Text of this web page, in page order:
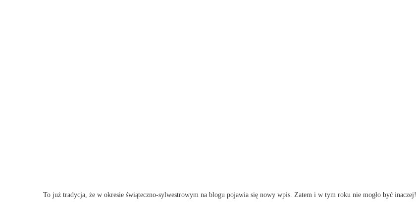
To już tradycja, że w okresie świąteczno-sylwestrowym na blogu pojawia się nowy wpis. Zatem i w tym roku nie mogło być inaczej!